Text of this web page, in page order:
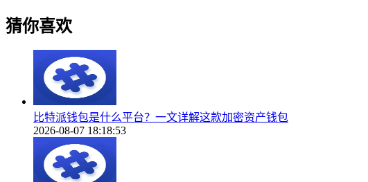
猜你喜欢
比特派钱包是什么平台？一文详解这款加密资产钱包
2026-08-07 18:18:53